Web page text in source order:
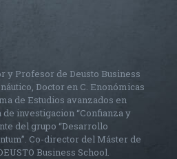
y Profesor de Deusto Business
Doctor en C. Enonómicas
de Estudios avanzados en
investigacion “Confianza y
del grupo “Desarrollo
Co-director del Máster de
Business School.